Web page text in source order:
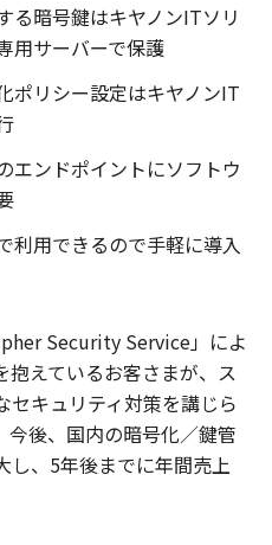
る暗号鍵はキヤノンITソリ
用サーバーで保護
ポリシー設定はキヤノンIT
エンドポイントにソフトウ
利用できるので手軽に導入
Security Service」によ
抱えているお客さまが、ス
セキュリティ対策を講じら
今後、国内の暗号化／鍵管
し、5年後までに年間売上